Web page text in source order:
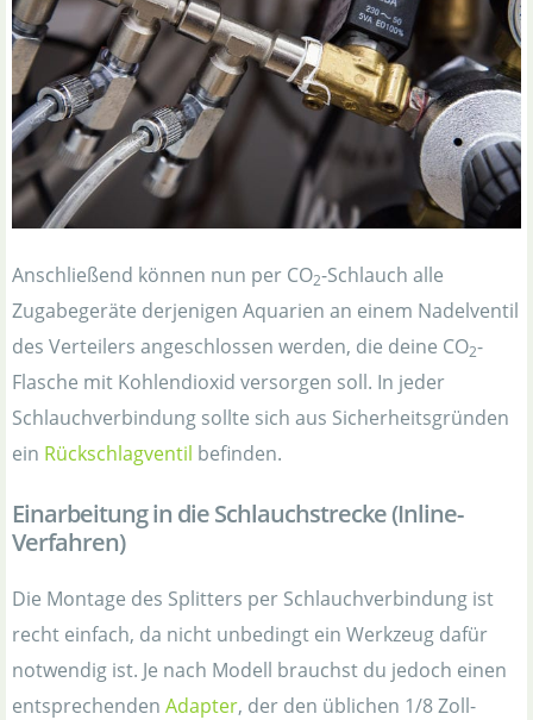
Anschließend können nun per CO2-Schlauch alle
Zugabegeräte derjenigen Aquarien an einem Nadelventil
des Verteilers angeschlossen werden, die deine CO2-
Flasche mit Kohlendioxid versorgen soll. In jeder
Schlauchverbindung sollte sich aus Sicherheitsgründen
ein Rückschlagventil befinden.
Einarbeitung in die Schlauchstrecke (Inline-
Verfahren)
Die Montage des Splitters per Schlauchverbindung ist
recht einfach, da nicht unbedingt ein Werkzeug dafür
notwendig ist. Je nach Modell brauchst du jedoch einen
entsprechenden Adapter, der den üblichen 1/8 Zoll-